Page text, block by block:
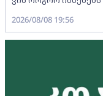
2026/08/08 19:56